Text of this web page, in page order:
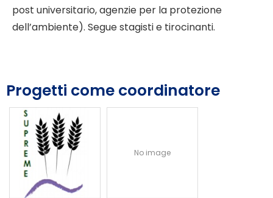
post universitario, agenzie per la protezione
dell’ambiente). Segue stagisti e tirocinanti.
Progetti come coordinatore
No image